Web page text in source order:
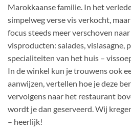
Marokkaanse familie. In het
simpelweg verse vis verkocht,
focus steeds meer verschoven
visproducten: salades, vislasagne,
specialiteiten van het huis –
In de winkel kun je trouwens ook
aanwijzen, vertellen hoe je deze
vervolgens naar het restaurant
wordt je dan geserveerd. Wij
– heerlijk!